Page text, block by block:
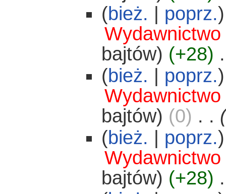
(bież. poprz.)
Wydawnictwo
bajtów) (+28)
(bież. poprz.)
Wydawnictwo
bajtów) (0) . . (
(bież. poprz.)
Wydawnictwo
bajtów) (+28)